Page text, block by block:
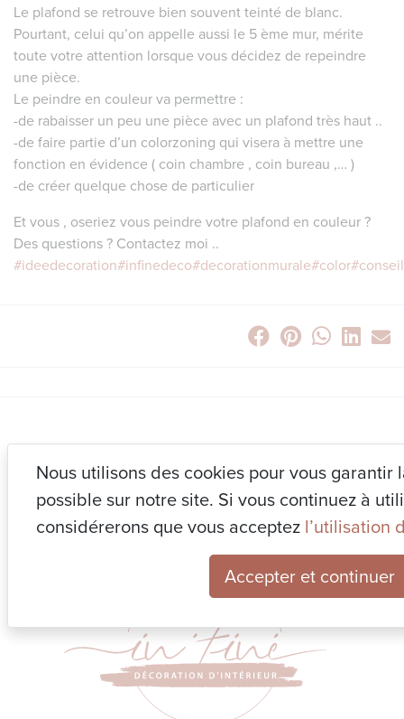
Le plafond se retrouve bien souvent teinté de blanc.
Pourtant, celui qu’on appelle aussi le 5 ème mur, mérite
toute votre attention lorsque vous décidez de repeindre
une pièce.
Le peindre en couleur va permettre :
-de rabaisser un peu une pièce avec un plafond très haut ..
-de faire partie d’un colorzoning qui visera à mettre une
fonction en évidence ( coin chambre , coin bureau ,… )
-de créer quelque chose de particulier
Et vous , oseriez vous peindre votre plafond en couleur ?
Des questions ? Contactez moi ..
#ideedecoration#infinedeco#decorationmurale#color
NOUS CONTACTER
0475 95 67 76
Rue croisette 32
1470 Baisy-thy
Nous utilisons des cookies pour vous garantir
possible sur notre site. Si vous continuez à
considérerons que vous acceptez l’utilisation
Accepter et continuer